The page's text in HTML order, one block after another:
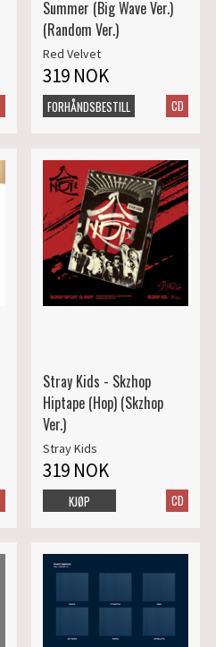
Summer (Big Wave Ver.)
(Random Ver.)
Red Velvet
319 NOK
CD
FORHÅNDSBESTILL
Stray Kids - Skzhop
Hiptape (Hop) (Skzhop
Ver.)
Stray Kids
319 NOK
CD
KJØP